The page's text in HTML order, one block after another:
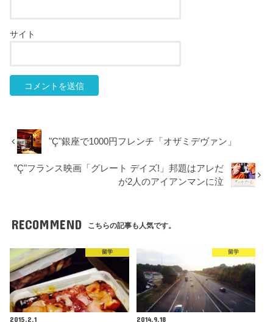
サイト
"Ç"銀座で1000円フレンチ「オザミデヴァン」
”Ç"フランス映画「グレート デイズ!」邦題はアレだ
が2人のアイアンマンに泣
RECOMMEND こちらの記事も人気です。
留学
2015.2.1
留学
2014.9.18